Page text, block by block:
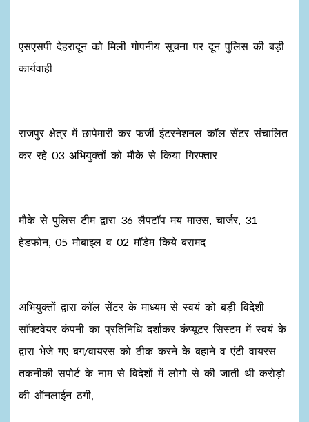
एसएसपी देहरादून को मिली गोपनीय सूचना पर दून पुलिस की बड़ी
कार्यवाही
राजपुर क्षेत्र में छापेमारी कर फर्जी इंटरनेशनल कॉल सेंटर संचालित
कर रहे 03 अभियुक्तों को मौके से किया गिरफ्तार
मौके से पुलिस टीम द्वारा 36 लैपटॉप मय माउस, चार्जर, 31
हेडफोन, 05 मोबाइल व 02 मॉडेम किये बरामद
अभियुक्तों द्वारा कॉल सेंटर के माध्यम से स्वयं को बड़ी विदेशी
सॉफ्टवेयर कंपनी का प्रतिनिधि दर्शाकर कंप्यूटर सिस्टम में स्वयं के
द्वारा भेजे गए बग/वायरस को ठीक करने के बहाने व एंटी वायरस
तकनीकी सपोर्ट के नाम से विदेशों में लोगो से की जाती थी करोड़ो
की ऑनलाईन ठगी,